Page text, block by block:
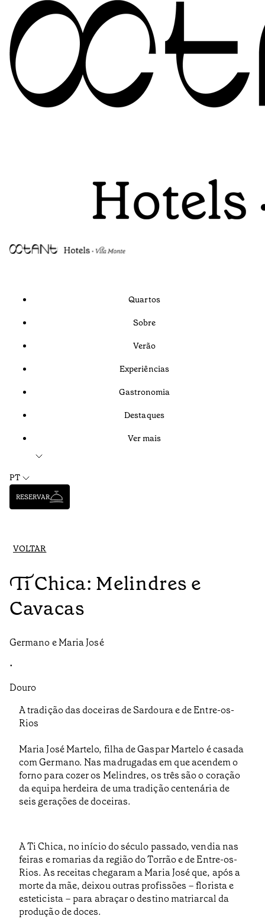
Quartos
Sobre
Verão
Experiências
Gastronomia
Destaques
Ver mais
PT
RESERVAR
VOLTAR
Ti Chica: Melindres e
Cavacas
Germano e Maria José
•
Douro
A tradição das doceiras de Sardoura e de Entre-os-
Rios
Maria José Martelo, filha de Gaspar Martelo é casada
com Germano. Nas madrugadas em que acendem o
forno para cozer os Melindres, os três são o coração
da equipa herdeira de uma tradição centenária de
seis gerações de doceiras.
A Ti Chica, no início do século passado, vendia nas
feiras e romarias da região do Torrão e de Entre-os-
Rios. As receitas chegaram a Maria José que, após a
morte da mãe, deixou outras profissões – florista e
esteticista – para abraçar o destino matriarcal da
produção de doces.